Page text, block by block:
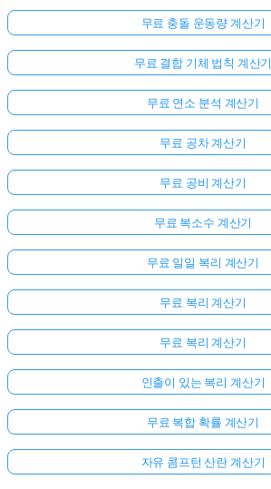
무료 충돌 운동량 계산기
무료 결합 기체 법칙 계산기
무료 연소 분석 계산기
무료 공차 계산기
무료 공비 계산기
무료 복소수 계산기
무료 일일 복리 계산기
무료 복리 계산기
무료 복리 계산기
인출이 있는 복리 계산기
무료 복합 확률 계산기
자유 콤프턴 산란 계산기